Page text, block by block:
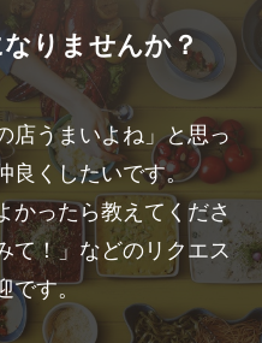
りませんか？
店うまいよね」と思っ
良くしたいです。
かったら教えてくださ
て！」などのリクエス
です。